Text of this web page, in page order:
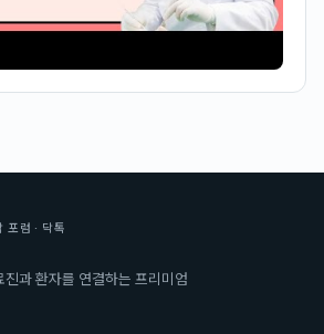
포럼 · 닥톡
과 환자를 연결하는 프리미엄